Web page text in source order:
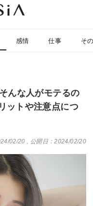
感情 仕事 そ
んな人がモテるの
ットや注意点につ
02/20 , 公開日：2024/02/20